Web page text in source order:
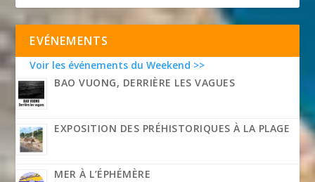
EVÉNEMENTS
Voir les événements du Weekend >>
BAO VUONG, DERRIÈRE LES VAGUES
EXPOSITION DES PRÉHISTORIQUES À LA PLAGE
MER À L’ÉPHÉMÈRE